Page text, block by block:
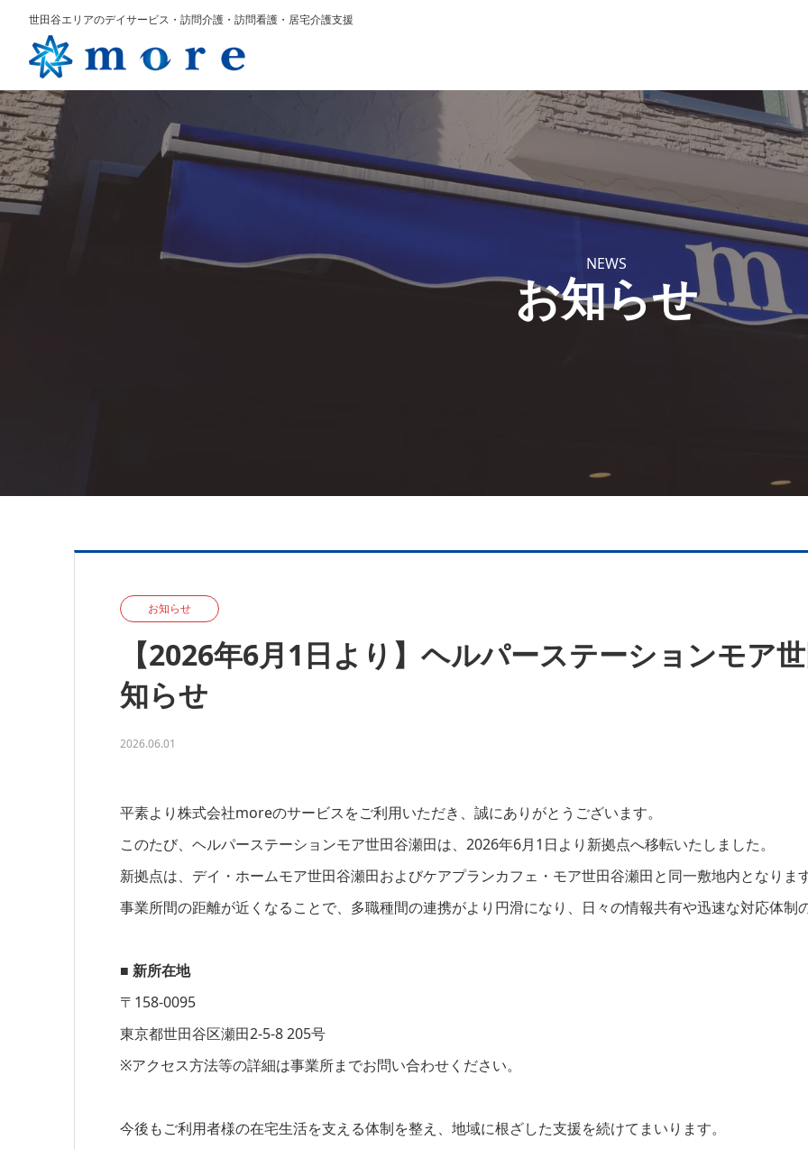
世田谷エリアのデイサービス・訪問介護・訪問看護・居宅介護支援
NEWS
お知らせ
お知らせ
【2026年6月1日より】ヘルパーステーションモア
知らせ
2026.06.01
平素より株式会社moreのサービスをご利用いただき、誠にありがとうございます。
このたび、ヘルパーステーションモア世田谷瀬田は、2026年6月1日より新拠点へ移転いたしました。
新拠点は、デイ・ホームモア世田谷瀬田およびケアプランカフェ・モア世田谷瀬田と同一敷地内となりま
事業所間の距離が近くなることで、多職種間の連携がより円滑になり、日々の情報共有や迅速な対応体制
■ 新所在地
〒158-0095
東京都世田谷区瀬田2-5-8 205号
※アクセス方法等の詳細は事業所までお問い合わせください。
今後もご利用者様の在宅生活を支える体制を整え、地域に根ざした支援を続けてまいります。